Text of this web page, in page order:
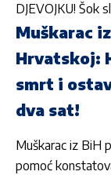
DJEVOJKU! Šok
Muškarac
Hrvatskoj:
smrt i
dva sat!
Muškarac iz BiH
pomoć